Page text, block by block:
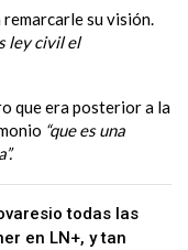
su visión.
ley civil el
que era posterior a la
“que es una
todas las
en LN+, y tan